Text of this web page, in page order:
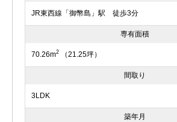
JR東西線「御幣島」駅 徒歩3分
専有面積
70.26m2 （21.25坪）
間取り
3LDK
築年月